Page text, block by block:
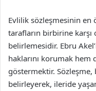
Evlilik sözleşmesinin en
tarafların birbirine
belirlemesidir. Ebru
haklarını korumak hem
göstermektir.
belirleyerek, ileride